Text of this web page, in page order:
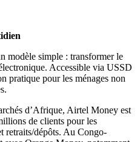
modèle simple : transformer le
Accessible via USSD
pratique pour les ménages non
d’Afrique, Airtel Money est
de clients pour les
retraits/dépôts. Au Congo-